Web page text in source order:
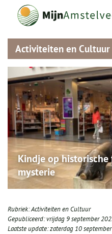
Activiteiten en Cultuur
Kindje op
mysterie
Rubriek:Activiteiten en Cultuur
Gepubliceerd:vrijdag 9 september
Laatste update:zaterdag 10